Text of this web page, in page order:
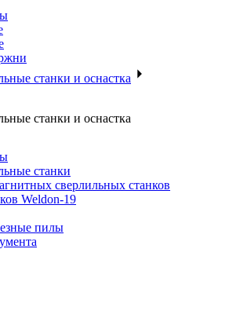
станки и оснастка
станки и оснастка
станки
сверлильных станков
Weldon-19
пилы